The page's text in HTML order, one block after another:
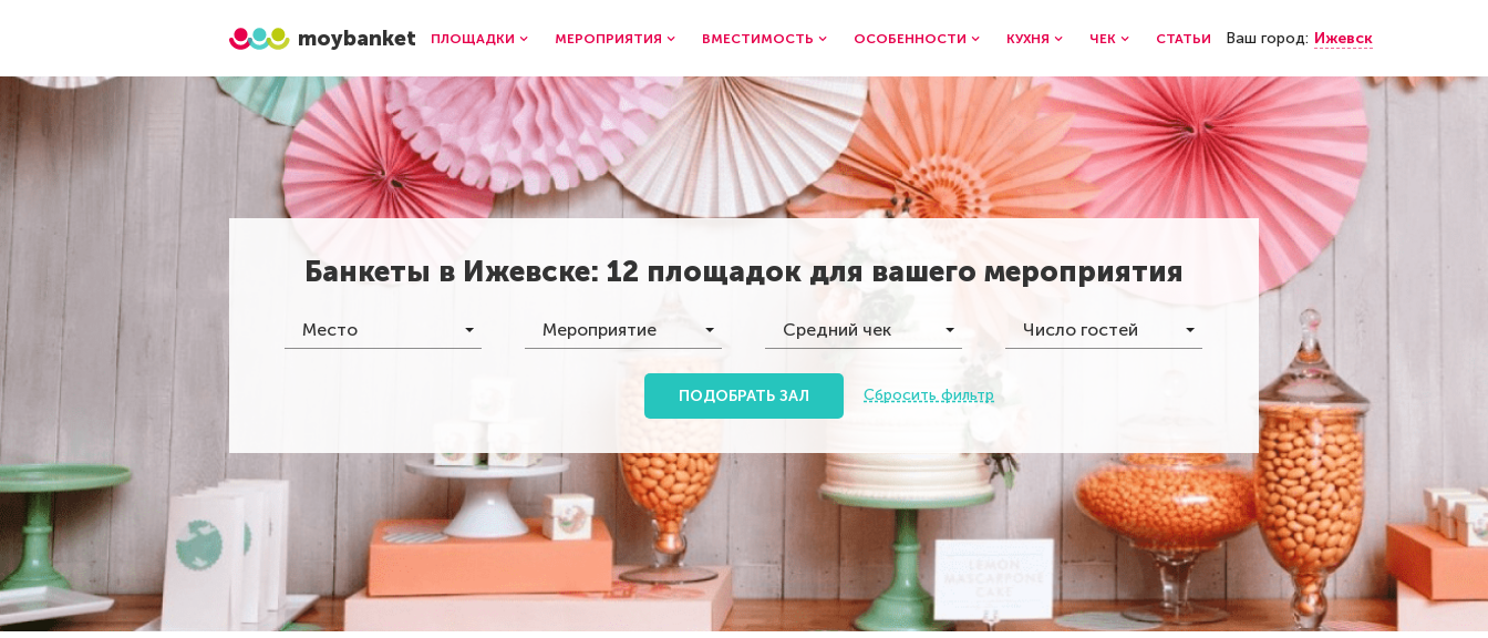
moybanket ПЛОЩАДКИ МЕРОПРИЯТИЯ ВМЕСТИМОСТЬ ОСОБЕННОСТИ КУХНЯ ЧЕК СТАТЬИ Ваш город: Ижевск
Банкеты в Ижевске: 12 площадок для вашего мероприятия
Место Мероприятие Средний чек Число гостей
ПОДОБРАТЬ ЗАЛ Сбросить фильтр